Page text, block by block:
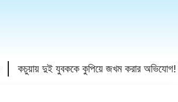
কচুয়ায় দুই যুবককে কুপিয়ে জখম করার অভিযোগ!